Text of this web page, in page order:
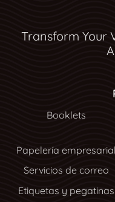
Transform Your
Booklets
Papelería empresarial
Servicios de correo
Etiquetas y pegatinas